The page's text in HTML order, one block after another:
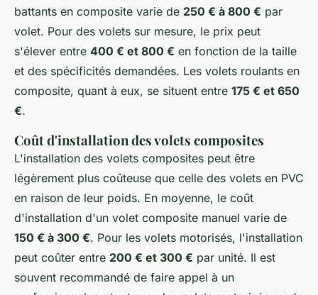
battants en composite varie de 250 € à 800 € par
volet. Pour des volets sur mesure, le prix peut
s'élever entre 400 € et 800 € en fonction de la taille
et des spécificités demandées. Les volets roulants en
composite, quant à eux, se situent entre 175 € et 650
€.
Coût d'installation des volets composites
L'installation des volets composites peut être
légèrement plus coûteuse que celle des volets en PVC
en raison de leur poids. En moyenne, le coût
d'installation d'un volet composite manuel varie de
150 € à 300 €. Pour les volets motorisés, l'installation
peut coûter entre 200 € et 300 € par unité. Il est
souvent recommandé de faire appel à un